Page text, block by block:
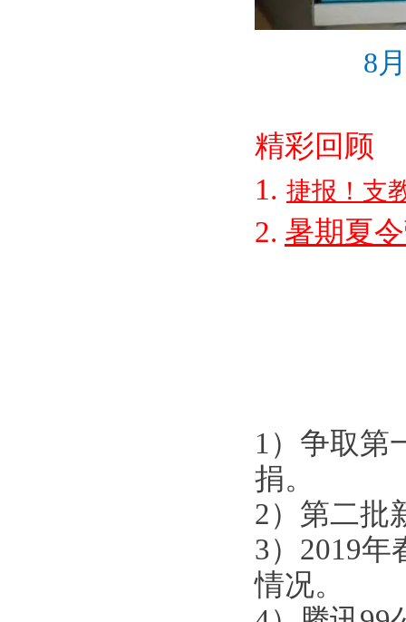
8
精彩回顾
1. 捷报！支
2. 暑期夏
1）争取第
捐。
2）第二批
3）2019
情况。